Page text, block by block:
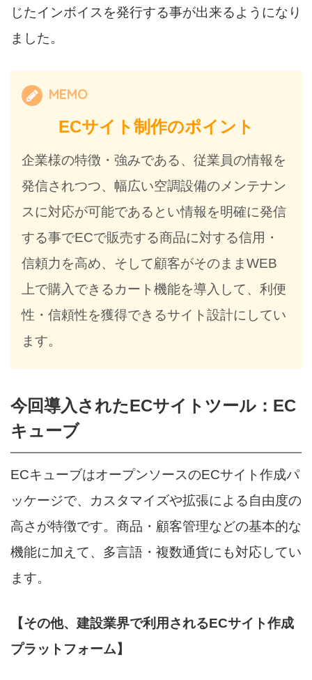
じたインボイスを発行する事が出来るようになり
ました。
MEMO
ECサイト制作のポイント
企業様の特徴・強みである、従業員の情報を
発信されつつ、幅広い空調設備のメンテナン
スに対応が可能であるとい情報を明確に発信
する事でECで販売する商品に対する信用・
信頼力を高め、そして顧客がそのままWEB
上で購入できるカート機能を導入して、利便
性・信頼性を獲得できるサイト設計にしてい
ます。
今回導入されたECサイトツール：EC
キューブ
ECキューブはオープンソースのECサイト作成パ
ッケージで、カスタマイズや拡張による自由度の
高さが特徴です。商品・顧客管理などの基本的な
機能に加えて、多言語・複数通貨にも対応してい
ます。
【その他、建設業界で利用されるECサイト作成
プラットフォーム】